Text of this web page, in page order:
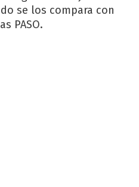
se los compara con
PASO.